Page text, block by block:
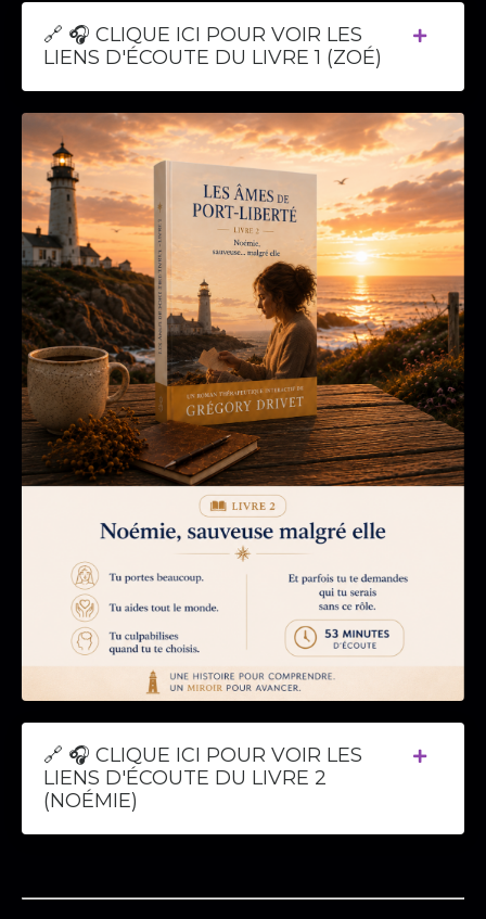
🔗 🎧 CLIQUE ICI POUR VOIR LES
LIENS D'ÉCOUTE DU LIVRE 1 (ZOÉ)
🔗 🎧 CLIQUE ICI POUR VOIR LES
LIENS D'ÉCOUTE DU LIVRE 2
(NOÉMIE)